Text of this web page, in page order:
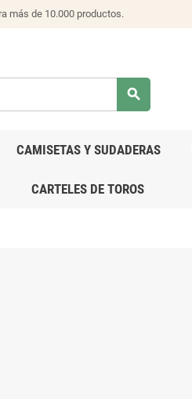
más de 10.000 productos.
search
CAMISETAS Y SUDADERAS
CARTELES DE TOROS